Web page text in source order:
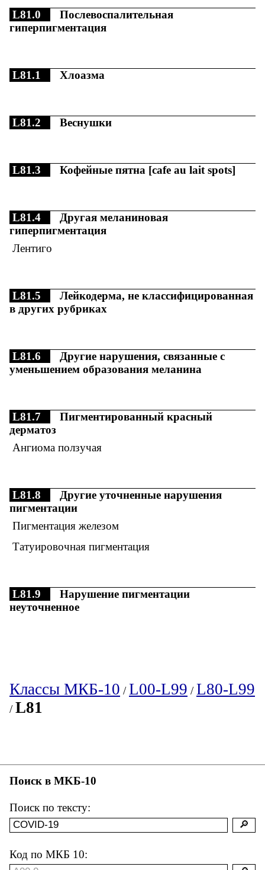
L81.0
Послевоспалительная
гиперпигментация
L81.1 Хлоазма
L81.2 Веснушки
L81.3 Кофейные пятна [cafe au lait spots]
L81.4
Другая меланиновая
гиперпигментация
Лентиго
L81.5
Лейкодерма, не классифицированная
в других рубриках
L81.6
Другие нарушения, связанные с
уменьшением образования меланина
L81.7
Пигментированный красный
дерматоз
Ангиома ползучая
L81.8
Другие уточненные нарушения
пигментации
Пигментация железом
Татуировочная пигментация
L81.9
Нарушение пигментации
неуточненное
Классы МКБ-10 /L00-L99 /L80-L99
/L81
Поиск в MKБ-10
Поиск по тексту:
Код по МКБ 10: